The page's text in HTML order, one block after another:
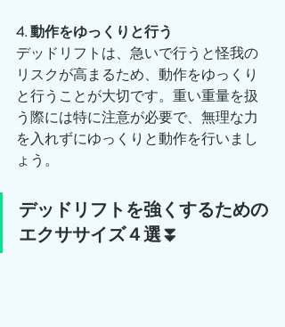
4. 動作をゆっくりと行う
デッドリフトは、急いで行うと怪我の
リスクが高まるため、動作をゆっくり
と行うことが大切です。重い重量を扱
う際には特に注意が必要で、無理な力
を入れずにゆっくりと動作を行いまし
ょう。
デッドリフトを強くするための
エクササイズ４選⏬